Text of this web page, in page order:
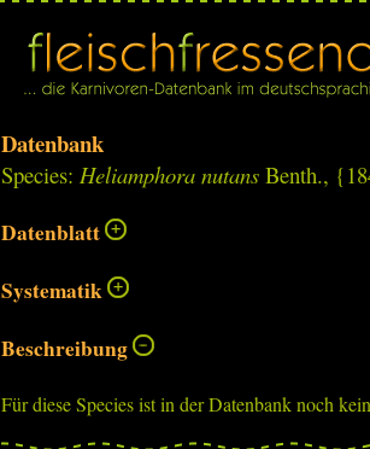
Datenbank
Species: Heliamphora nutans Benth.,
Datenblatt
Systematik
Beschreibung
Für diese Species ist in der Datenbank noch